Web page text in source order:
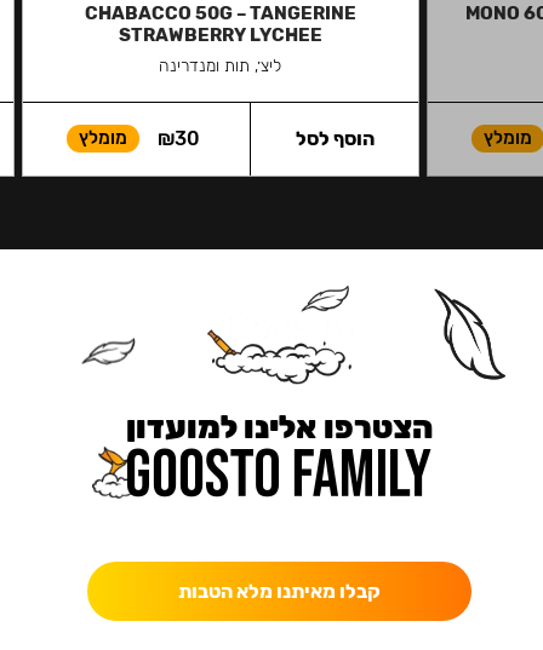
MONO
מומלץ
CHABACCO 50G – TANGERINE
STRAWBERRY LYCHEE
ליצ׳, תות ומנדרינה
₪30 מומלץ הוסף לסל
הצטרפו אלינו למועדון
קבלו מאיתנו מלא הטבות